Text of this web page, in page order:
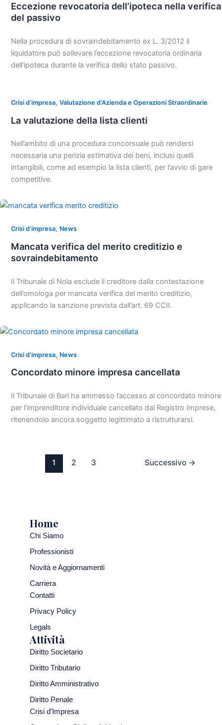
Eccezione revocatoria dell’ipoteca nella verifica
del passivo
Nella procedura di sovraindebitamento ex L. 3/2012 il
liquidatore può sollevare l’eccezione revocatoria ordinaria
dell’ipoteca durante la verifica dello stato passivo.
Crisi d’impresa, Valutazione d'Azienda e Operazioni Straordinarie
La valutazione della lista clienti
Nell’ambito di una procedura concorsuale può rendersi
necessaria una perizia estimativa dei beni, inclusi quelli
intangibili, come ad esempio la lista clienti, per l’avvio di gare
competitive.
Crisi d’impresa, News
Mancata verifica del merito creditizio e
sovraindebitamento
Il Tribunale di Nola esclude il creditore dalla contestazione
dell’omologa per mancata verifica del merito creditizio,
applicando la sanzione prevista dall’art. 69 CCII.
Crisi d’impresa, News
Concordato minore impresa cancellata
Il Tribunale di Bari ha ammesso l’accesso al concordato minore
per l’imprenditore individuale cancellato dal Registro Imprese,
ritenendolo ancora soggetto legittimato a ristrutturarsi.
1 2 3 Successivo →
Home
Chi Siamo
Professionisti
Novità e Aggiornamenti
Carriera
Contatti
Privacy Policy
Legals
Attività
Diritto Societario
Diritto Tributario
Diritto Amministrativo
Diritto Penale
Crisi d'Impresa